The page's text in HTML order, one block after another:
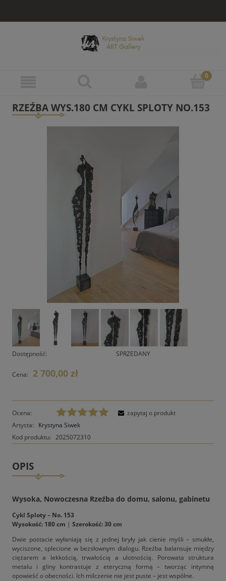
RZEŹBA WYS.180 CM CYKL SPLOTY NO.153
Dostępność: SPRZEDANY
Cena: 2 700,00 zł
Ocena:
Artysta:
Krystyna Siwek
Kod produktu: 2025072310
zapytaj o produkt
OPIS
Wysoka, Nowoczesna Rzeźba do domu, salonu, gabinetu
Cykl Sploty – No. 153
Wysokość: 180 cm | Szerokość: 30 cm
Dwie postacie wyłaniają się z jednej bryły jak cienie myśli – smukłe,
wyciszone, splecione w bezsłownym dialogu. Rzeźba balansuje między
ciężarem a lekkością, trwałością a ulotnością. Porowata struktura
metalu i gliny kontrastuje z eteryczną formą – tworząc intymną
opowieść o obecności. Ich milczenie nie jest puste – jest wspólne.